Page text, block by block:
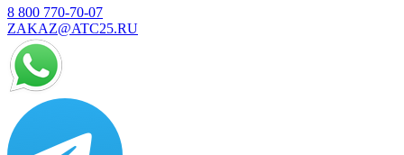
8 800 770-70-07
ZAKAZ@ATC25.RU